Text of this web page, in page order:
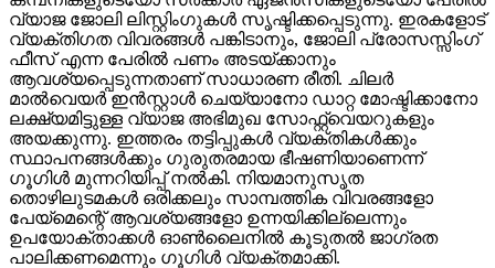
വ്യാജ ജോലി ലിസ്റ്റിംഗുകള്‍ സൃഷ്ടിക്കപ്പെടുന്നു. ഇരകളോട്
വ്യക്തിഗത വിവരങ്ങള്‍ പങ്കിടാനും, ജോലി പ്രോസസ്സിംഗ്
ഫീസ് എന്ന പേരില്‍ പണം അടയ്ക്കാനും
ആവശ്യപ്പെടുന്നതാണ് സാധാരണ രീതി. ചിലര്‍
മാല്‍വെയര്‍ ഇന്‍സ്റ്റാള്‍ ചെയ്യാനോ ഡാറ്റ മോഷ്ടിക്കാനോ
ലക്ഷ്യമിട്ടുള്ള വ്യാജ അഭിമുഖ സോഫ്റ്റ്‌വെയറുകളും
അയക്കുന്നു. ഇത്തരം തട്ടിപ്പുകള്‍ വ്യക്തികള്‍ക്കും
സ്ഥാപനങ്ങള്‍ക്കും ഗുരുതരമായ ഭീഷണിയാണെന്ന്
ഗൂഗിള്‍ മുന്നറിയിപ്പ് നല്‍കി. നിയമാനുസൃത
തൊഴിലുടമകള്‍ ഒരിക്കലും സാമ്പത്തിക വിവരങ്ങളോ
പേയ്‌മെന്റെ് ആവശ്യങ്ങളോ ഉന്നയിക്കില്ലെന്നും
ഉപയോക്താക്കള്‍ ഓണ്‍ലൈനില്‍ കൂടുതല്‍ ജാഗ്രത
പാലിക്കണമെന്നും ഗൂഗിള്‍ വ്യക്തമാക്കി.